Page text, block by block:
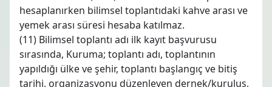
hesaplanırken bilimsel toplantıdaki kahve arası ve
yemek arası süresi hesaba katılmaz.
(11) Bilimsel toplantı adı ilk kayıt başvurusu
sırasında, Kuruma; toplantı adı, toplantının
yapıldığı ülke ve şehir, toplantı başlangıç ve bitiş
tarihi, organizasyonu düzenleyen dernek/kuruluş,